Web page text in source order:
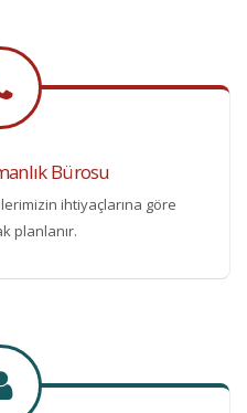
Bürosu
ihtiyaçlarına göre
planlanır.